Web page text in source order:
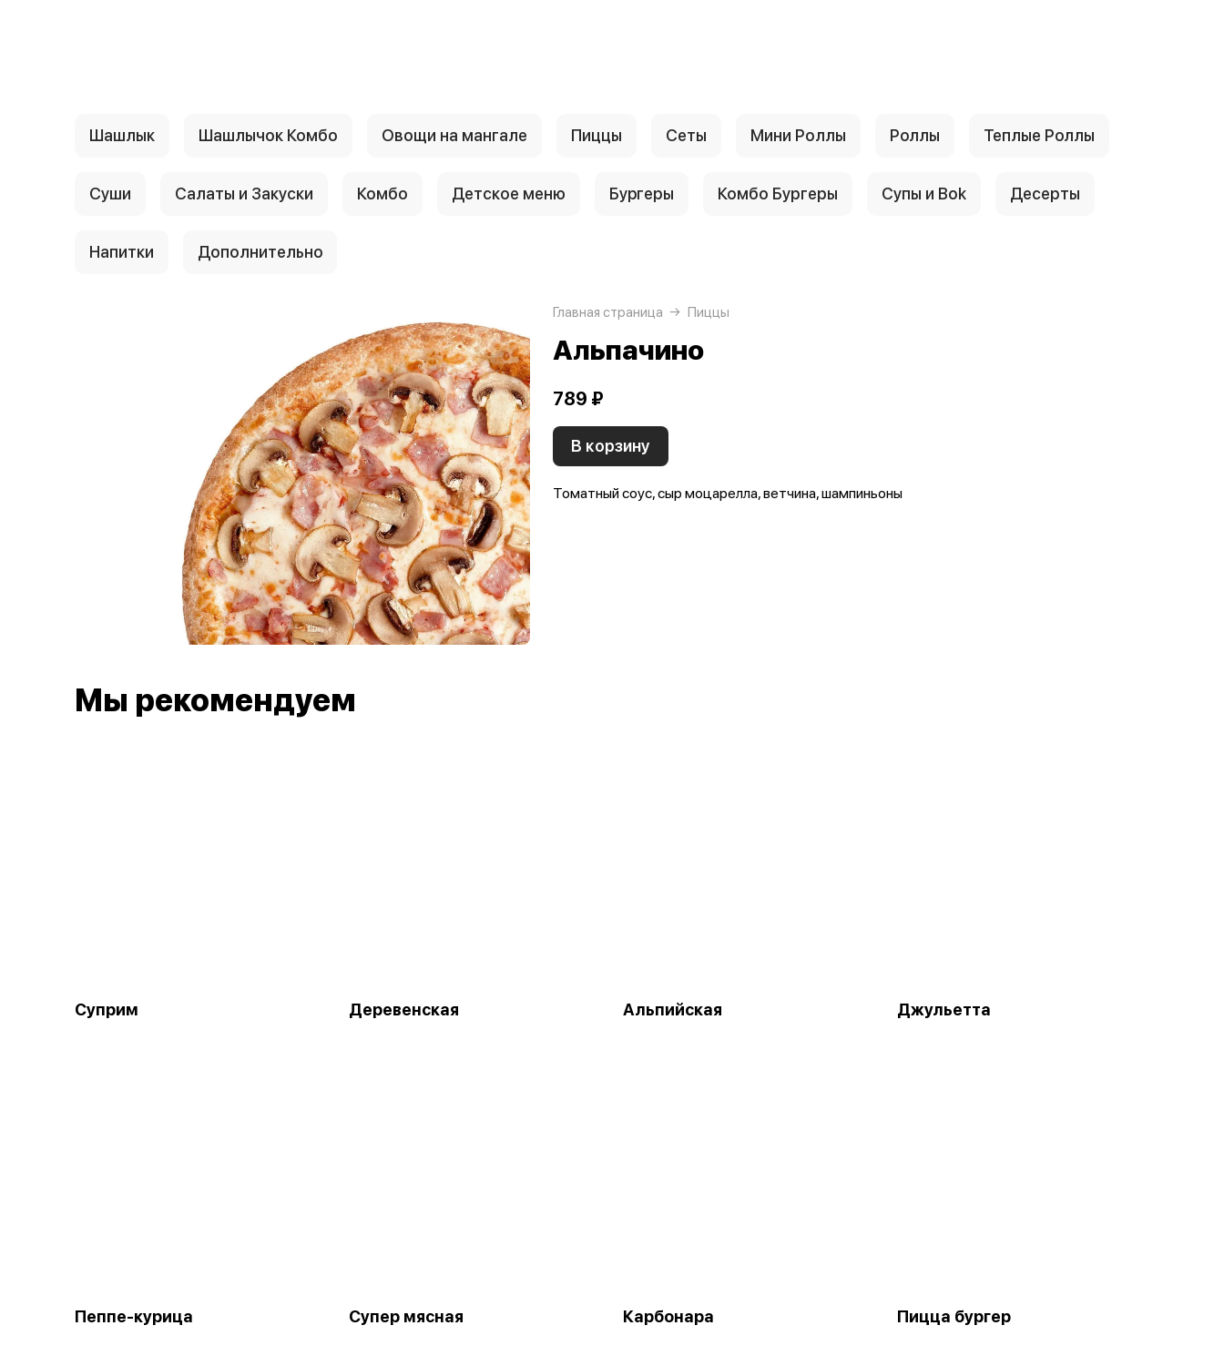
Шашлык Шашлычок Комбо Овощи на мангале Пиццы Cеты Мини Роллы Рoллы Теплые Рoллы
Cуши Салаты и Закуски Комбо Детское меню Буpгеры Комбо Бургеры Супы и Воk Десeрты
Hапитки Дополнительнo
Главная страница Пиццы
Альпачино
789 ₽
В корзину
Томатный соус, сыр моцарелла, ветчина, шампиньоны
Мы рекомендуем
Суприм Деревенская Альпийская Джульетта
Пеппе-курица Супер мясная Карбонара Пицца бургер